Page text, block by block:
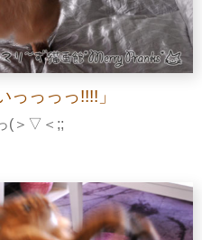
っっっっ!!!!」
(＞▽＜;;